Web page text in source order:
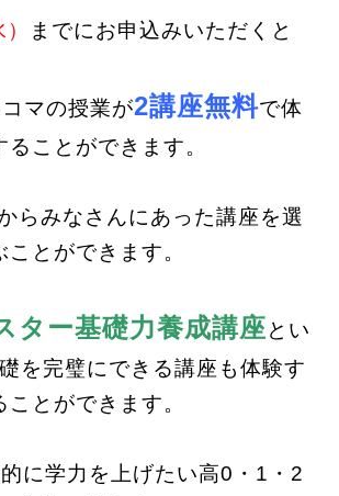
までにお申込みいただくと
マの授業が2講座無料で体
ることができます。
らみなさんにあった講座を選
ことができます。
ター基礎力養成講座とい
を完璧にできる講座も体験す
ことができます。
に学力を上げたい高0・1・2